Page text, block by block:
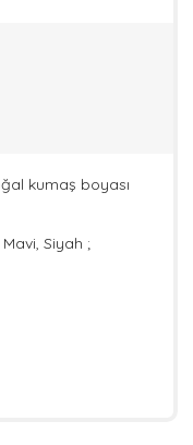
kumaş boyası
Mavi, Siyah ;